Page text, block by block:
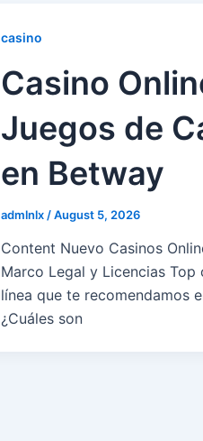
casino
Casino
Juegos de
en Betway
admlnlx /August 5, 2026
Content Nuevo Casinos
Marco Legal y Licencias Top
línea que te recomendamos
¿Cuáles son